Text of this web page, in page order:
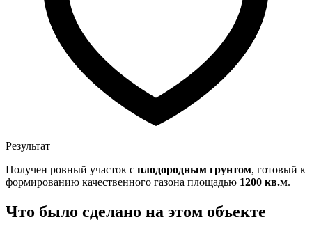
Результат
Получен ровный участок с плодородным грунтом, готовый к
формированию качественного газона площадью 1200 кв.м.
Что было сделано на этом объекте